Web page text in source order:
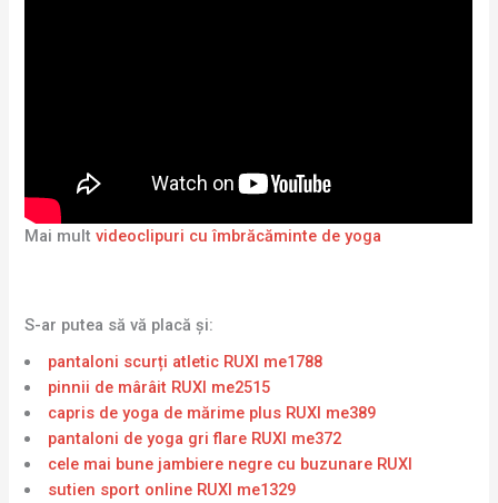
Mai multvideoclipuri cu îmbrăcăminte de yoga
S-ar putea să vă placă și:
pantaloni scurți atletic RUXI me1788
pinnii de mârâit RUXI me2515
capris de yoga de mărime plus RUXI me389
pantaloni de yoga gri flare RUXI me372
cele mai bune jambiere negre cu buzunare RUXI
sutien sport online RUXI me1329